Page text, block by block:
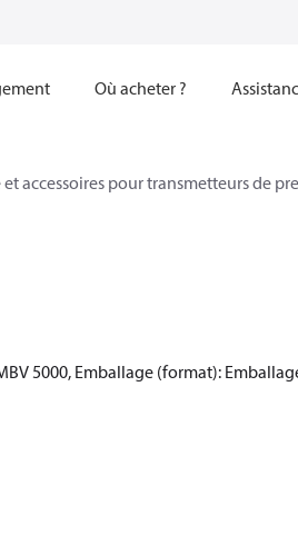
Où acheter ?
accessoires pour transmetteurs de
5000, Emballage (format):